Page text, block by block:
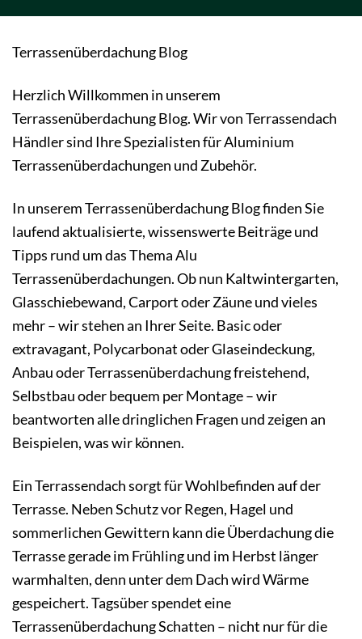
Terrassenüberdachung Blog
Herzlich Willkommen in unserem
Terrassenüberdachung Blog. Wir von Terrassendach
Händler sind Ihre Spezialisten für Aluminium
Terrassenüberdachungen und Zubehör.
In unserem Terrassenüberdachung Blog finden Sie
laufend aktualisierte, wissenswerte Beiträge und
Tipps rund um das Thema Alu
Terrassenüberdachungen. Ob nun Kaltwintergarten,
Glasschiebewand, Carport oder Zäune und vieles
mehr – wir stehen an Ihrer Seite. Basic oder
extravagant, Polycarbonat oder Glaseindeckung,
Anbau oder Terrassenüberdachung freistehend,
Selbstbau oder bequem per Montage – wir
beantworten alle dringlichen Fragen und zeigen an
Beispielen, was wir können.
Ein Terrassendach sorgt für Wohlbefinden auf der
Terrasse. Neben Schutz vor Regen, Hagel und
sommerlichen Gewittern kann die Überdachung die
Terrasse gerade im Frühling und im Herbst länger
warmhalten, denn unter dem Dach wird Wärme
gespeichert. Tagsüber spendet eine
Terrassenüberdachung Schatten – nicht nur für die